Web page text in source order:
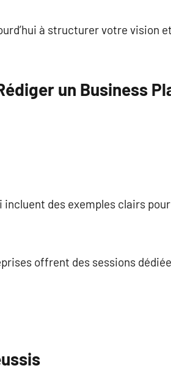
à structurer votre vision
un Business
des exemples clairs
offrent des sessions